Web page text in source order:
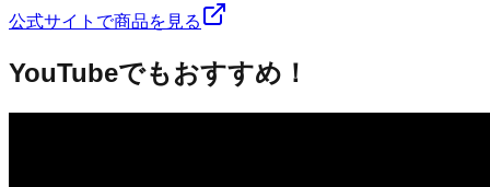
公式サイトで商品を見る
YouTubeでもおすすめ！